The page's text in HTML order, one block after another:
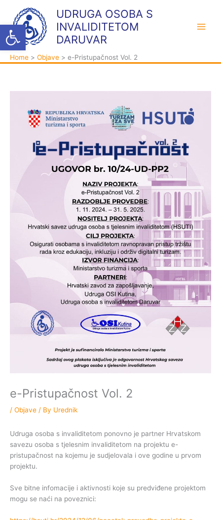
Open toolbar
content
UDRUGA OSOBA S
INVALIDITETOM
DARUVAR
Home Objave e-Pristupačnost Vol. 2
e-Pristupačnost Vol. 2
/ Objave / By Urednik
Udruga osoba s invaliditetom ponovno je partner Hrvatskom
savezu osoba s tjelesnim invaliditetom na projektu e-
pristupačnost na kojemu je sudjelovala i ove godine u prvom
projektu.
Sve bitne infomacije i aktivnosti koje su predviđene projektom
mogu se naći na poveznici:
t
e
g
h
i
v